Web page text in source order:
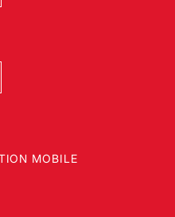
MOBILE